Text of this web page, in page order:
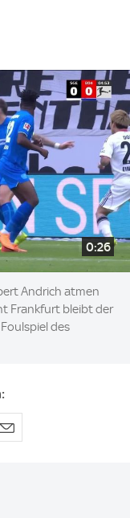
0:26
Andrich atmen
Frankfurt bleibt der
des